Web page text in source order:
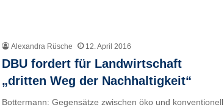
Alexandra Rüsche 12. April 2016
DBU fordert für Landwirtschaft
„dritten Weg der Nachhaltigkeit“
Bottermann: Gegensätze zwischen öko und konventionell